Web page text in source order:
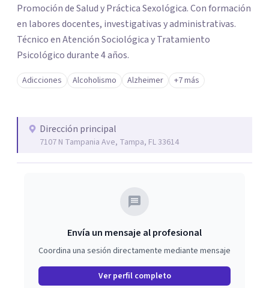
Promoción de Salud y Práctica Sexológica. Con formación
en labores docentes, investigativas y administrativas.
Técnico en Atención Sociológica y Tratamiento
Psicológico durante 4 años.
Adicciones Alcoholismo Alzheimer +7 más
Dirección principal
7107 N Tampania Ave, Tampa, FL 33614
Envía un mensaje al profesional
Coordina una sesión directamente mediante mensaje
Ver perfil completo